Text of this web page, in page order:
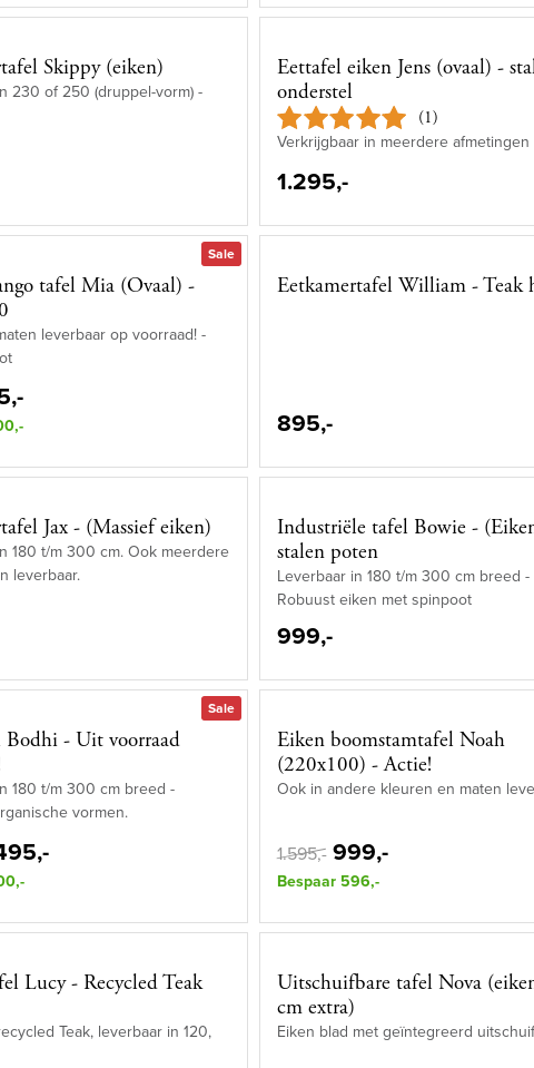
Skippy (eiken)
230 of 250 (druppel-vorm) -
Eettafel eiken Jens (ovaal) -
onderstel
(1)
Verkrijgbaar in meerdere afmetingen
1.295,-
Sale
tafel Mia (Ovaal) -
leverbaar op voorraad! -
Eetkamertafel William - Teak
895,-
Jax - (Massief eiken)
180 t/m 300 cm. Ook meerdere
leverbaar.
Industriële tafel Bowie -
stalen poten
Leverbaar in 180 t/m 300 cm breed -
Robuust eiken met spinpoot
999,-
Sale
Bodhi - Uit voorraad
180 t/m 300 cm breed -
vormen.
Eiken boomstamtafel Noah
(220x100) - Actie!
Ook in andere kleuren en maten
1.595,- 999,-
Bespaar 596,-
Lucy - Recycled Teak
Teak, leverbaar in 120,
Uitschuifbare tafel Nova
cm extra)
Eiken blad met geïntegreerd